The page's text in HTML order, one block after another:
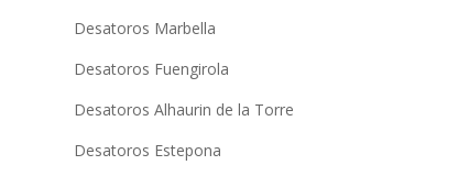
Desatoros Marbella
Desatoros Fuengirola
Desatoros Alhaurin de la Torre
Desatoros Estepona